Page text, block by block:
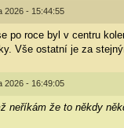
2026 - 15:44:55
po roce byl v centru
Vše ostatní je za
2026 - 16:49:05
neříkám že to někdy